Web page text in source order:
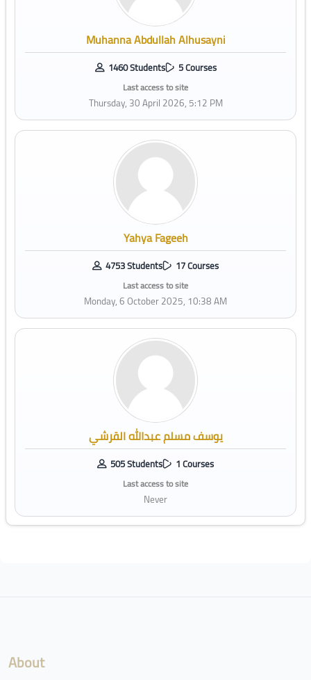
Muhanna Abdullah Alhusayni
1460 Students 5 Courses
Last access to site
Thursday, 30 April 2026, 5:12 PM
Yahya Fageeh
4753 Students 17 Courses
Last access to site
Monday, 6 October 2025, 10:38 AM
يوسف مسلم عبدالله القرشي
505 Students 1 Courses
Last access to site
Never
About